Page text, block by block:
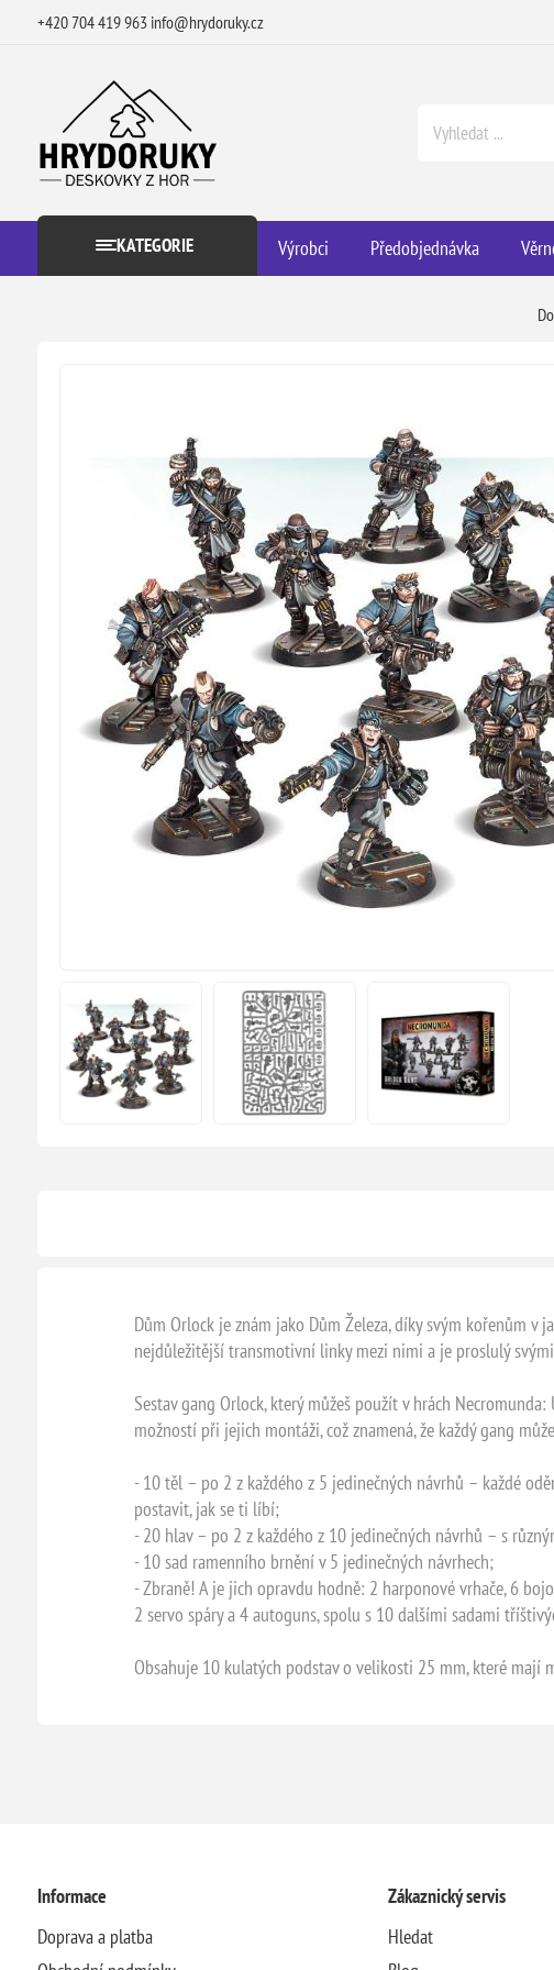
+420 704 419 963 info@hrydoruky.cz
KATEGORIE Výrobci Předobjednávka
Dům Orlock je znám jako Dům Železa, díky svým kořenům
nejdůležitější transmotivní linky mezi nimi a je proslulý
Sestav gang Orlock, který můžeš použít v hrách
možností při jejich montáži, což znamená, že každý gang
- 10 těl – po 2 z každého z 5 jedinečných návrhů – každé
postavit, jak se ti líbí;
- 20 hlav – po 2 z každého z 10 jedinečných návrhů – s
- 10 sad ramenního brnění v 5 jedinečných návrhech;
- Zbraně! A je jich opravdu hodně: 2 harponové vrhače, 6
2 servo spáry a 4 autoguns, spolu s 10 dalšími sadami
Obsahuje 10 kulatých podstav o velikosti 25 mm, které mají
Informace
Doprava a platba
Zákaznický servis
Hledat